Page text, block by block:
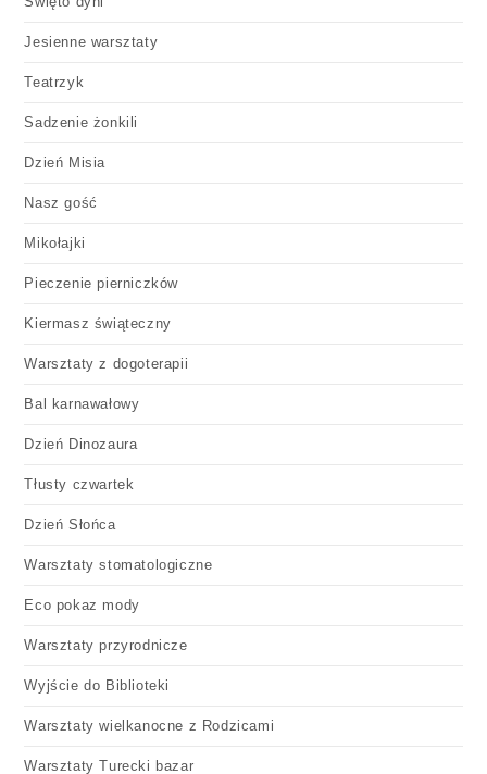
Jesienne warsztaty
Teatrzyk
Sadzenie żonkili
Dzień Misia
Nasz gość
Mikołajki
Pieczenie pierniczków
Kiermasz świąteczny
Warsztaty z dogoterapii
Bal karnawałowy
Dzień Dinozaura
Tłusty czwartek
Dzień Słońca
Warsztaty stomatologiczne
Eco pokaz mody
Warsztaty przyrodnicze
Wyjście do Biblioteki
Warsztaty wielkanocne z Rodzicami
Warsztaty Turecki bazar